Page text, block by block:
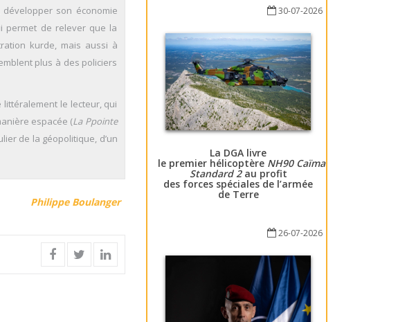
son économie
permet de relever que la
kurde, mais aussi à
plus à des policiers
littéralement le lecteur, qui
espacée (La Ppointe
de la géopolitique, d’un
Philippe Boulanger
30-07-2026
La DGA livre
le premier hélicoptère NH90 Caïman
Standard 2au profit
des forces spéciales de l’armée
de Terre
26-07-2026